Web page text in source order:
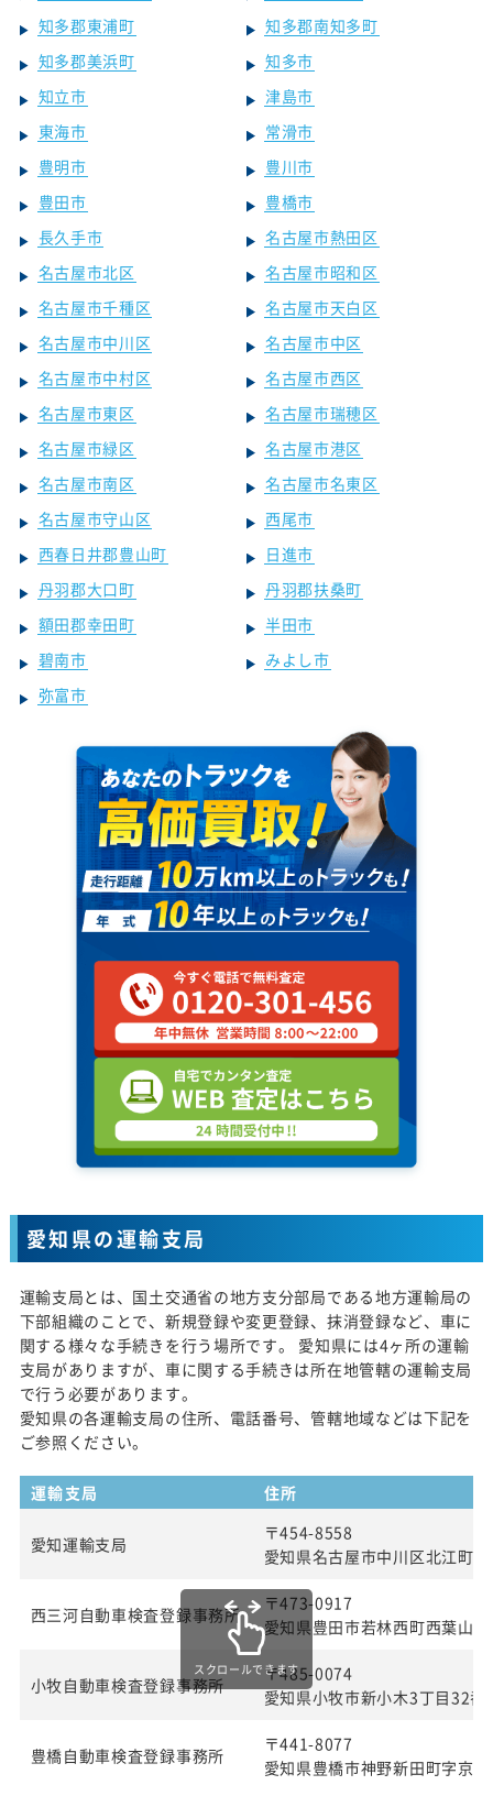
知多郡東浦町
知多郡南知多町
知多郡美浜町
知多市
知立市
津島市
東海市
常滑市
豊明市
豊川市
豊田市
豊橋市
長久手市
名古屋市熱田区
名古屋市北区
名古屋市昭和区
名古屋市千種区
名古屋市天白区
名古屋市中川区
名古屋市中区
名古屋市中村区
名古屋市西区
名古屋市東区
名古屋市瑞穂区
名古屋市緑区
名古屋市港区
名古屋市南区
名古屋市名東区
名古屋市守山区
西尾市
西春日井郡豊山町
日進市
丹羽郡大口町
丹羽郡扶桑町
額田郡幸田町
半田市
碧南市
みよし市
弥富市
愛知県の運輸支局
運輸支局とは、国土交通省の地方支分部局である地方運輸局の
下部組織のことで、新規登録や変更登録、抹消登録など、車に
関する様々な手続きを行う場所です。 愛知県には4ヶ所の運輸
支局がありますが、車に関する手続きは所在地管轄の運輸支局
で行う必要があります。
愛知県の各運輸支局の住所、電話番号、管轄地域などは下記を
ご参照ください。
運輸支局 住所
愛知運輸支局
〒454-8558
愛知県名古屋市中川区北江町1
西三河自動車検査登録事務所
〒473-0917
愛知県豊田市若林西町西葉山46
小牧自動車検査登録事務所
〒485-0074
愛知県小牧市新小木3丁目32番
豊橋自動車検査登録事務所
〒441-8077
愛知県豊橋市神野新田町字京
スクロールできます